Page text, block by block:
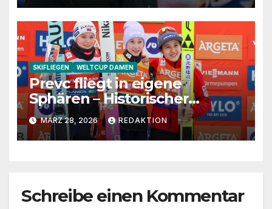
SKIFLIEGEN WELTCUP DAMEN
Prevc fliegt in eigene
Sphären – Historischer
Premieren-Sieg in Planica
MÄRZ 28, 2026 REDAKTION
Schreibe einen Kommentar